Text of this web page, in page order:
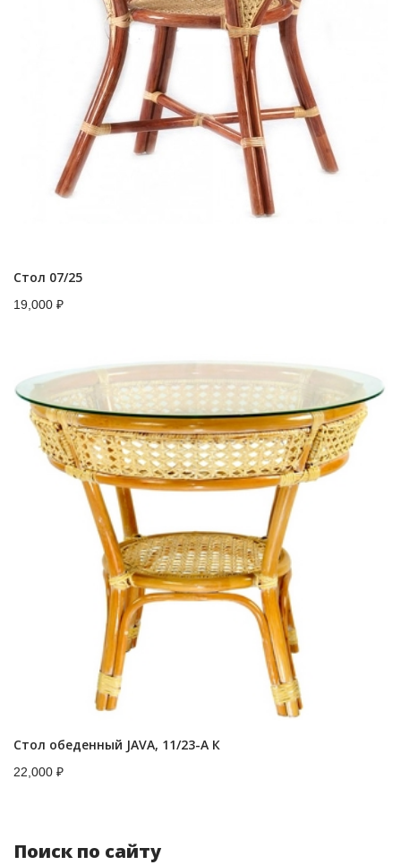
Стол 07/25
19,000 ₽
Стол обеденный JAVA, 11/23-A К
22,000 ₽
Поиск по сайту